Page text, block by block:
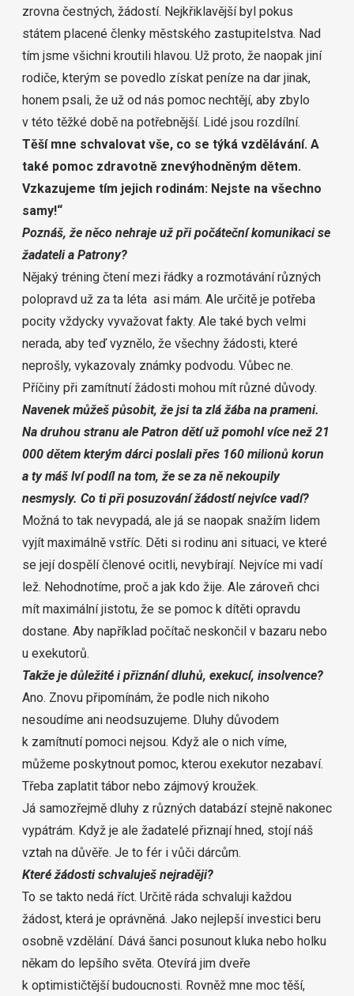
zrovna čestných, žádostí. Nejkřiklavější byl pokus
státem placené členky městského zastupitelstva. Nad
tím jsme všichni kroutili hlavou. Už proto, že naopak jiní
rodiče, kterým se povedlo získat peníze na dar jinak,
honem psali, že už od nás pomoc nechtějí, aby zbylo
v této těžké době na potřebnější. Lidé jsou rozdílní.
Těší mne schvalovat vše, co se týká vzdělávání. A
také pomoc zdravotně znevýhodněným dětem.
Vzkazujeme tím jejich rodinám: Nejste na všechno
samy!“
Poznáš, že něco nehraje už při počáteční komunikaci se
žadateli a Patrony?
Nějaký tréning čtení mezi řádky a rozmotávání různých
polopravd už za ta léta asi mám. Ale určitě je potřeba
pocity vždycky vyvažovat fakty. Ale také bych velmi
nerada, aby teď vyznělo, že všechny žádosti, které
neprošly, vykazovaly známky podvodu. Vůbec ne.
Příčiny při zamítnutí žádosti mohou mít různé důvody.
Navenek můžeš působit, že jsi ta zlá žába na prameni.
Na druhou stranu ale Patron dětí už pomohl více než 21
000 dětem kterým dárci poslali přes 160 milionů korun
a ty máš lví podíl na tom, že se za ně nekoupily
nesmysly. Co ti při posuzování žádostí nejvíce vadí?
Možná to tak nevypadá, ale já se naopak snažím lidem
vyjít maximálně vstříc. Děti si rodinu ani situaci, ve které
se její dospělí členové ocitli, nevybírají. Nejvíce mi vadí
lež. Nehodnotíme, proč a jak kdo žije. Ale zároveň chci
mít maximální jistotu, že se pomoc k dítěti opravdu
dostane. Aby například počítač neskončil v bazaru nebo
u exekutorů.
Takže je důležité i přiznání dluhů, exekucí, insolvence?
Ano. Znovu připomínám, že podle nich nikoho
nesoudíme ani neodsuzujeme. Dluhy důvodem
k zamítnutí pomoci nejsou. Když ale o nich víme,
můžeme poskytnout pomoc, kterou exekutor nezabaví.
Třeba zaplatit tábor nebo zájmový kroužek.
Já samozřejmě dluhy z různých databází stejně nakonec
vypátrám. Když je ale žadatelé přiznají hned, stojí náš
vztah na důvěře. Je to fér i vůči dárcům.
Které žádosti schvaluješ nejraději?
To se takto nedá říct. Určitě ráda schvaluji každou
žádost, která je oprávněná. Jako nejlepší investici beru
osobně vzdělání. Dává šanci posunout kluka nebo holku
někam do lepšího světa. Otevírá jim dveře
k optimističtější budoucnosti. Rovněž mne moc těší,